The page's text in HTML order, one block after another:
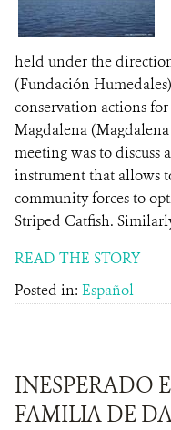
held under the
(Fundación
conservation actions
Magdalena
meeting was to discuss
instrument that allows
community forces to
Striped Catfish.
READ THE STORY
Posted in: Español
INESPERADO
FAMILIA DE